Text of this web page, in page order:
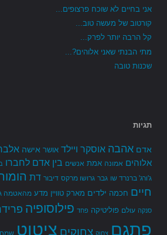
אני בחיים לא שוכח פרצופים...
קורטוב של מעשה טוב...
קל הרבה יותר לפרק...
מתי הבנתי שאני אלוהים?...
שכנות טובה
תגיות
אדם אהבה אוסקר ויילד אושר אישה
אלוהים אמונה אמת אנשים בין אדם לחברו
ג'ורג' ברנרד שו גבר גרושו מרקס דיבור דת
חיים חכמה ילדים מארק טוויין מדע מהאטמה
סנקה עולם פוליטיקה פחד פילוסופיה
פתגם צחוק צחוקים ציטוט